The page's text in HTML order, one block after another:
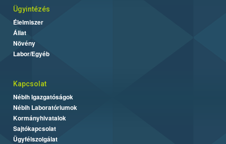
Ügyintézés
Élelmiszer
Állat
Növény
Labor/Egyéb
Kapcsolat
Nébih Igazgatóságok
Nébih Laboratóriumok
Kormányhivatalok
Sajtókapcsolat
Ügyfélszolgálat